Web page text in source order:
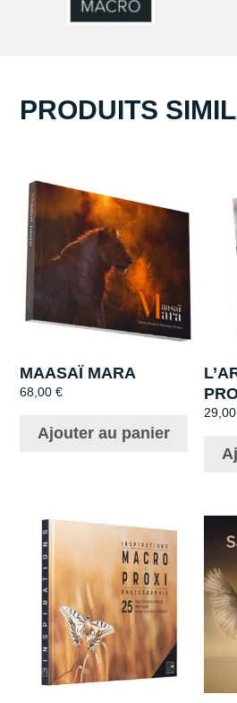
PRODUITS
MAASAÏ MARA
68,00 €
Ajouter au panier